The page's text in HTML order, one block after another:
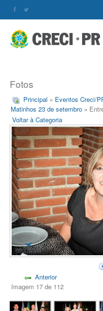
Fotos
Principal » Eventos Creci/
Matinhos 23 de setembro »
Voltar à Categoria
Anterior
Imagem 17 de 112